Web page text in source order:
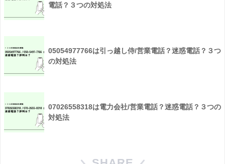
電話？３つの対処法
05054977766は引っ越し侍/営業電話？迷惑電話？３つ
の対処法
07026558318は電力会社/営業電話？迷惑電話？３つの
対処法